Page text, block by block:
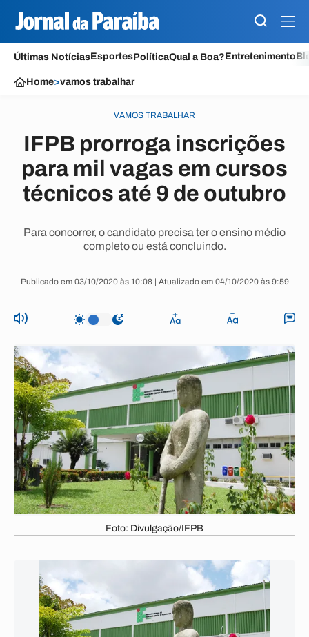
Últimas NotíciasEsportesPolíticaQual a Boa?Entretenimento
Home>vamos trabalhar
VAMOS TRABALHAR
IFPB prorroga inscrições
para mil vagas em cursos
técnicos até 9 de outubro
Para concorrer, o candidato precisa ter o ensino médio
completo ou está concluindo.
Publicado em 03/10/2020 às 10:08 | Atualizado em 04/10/2020 às 9:59
Foto: Divulgação/IFPB